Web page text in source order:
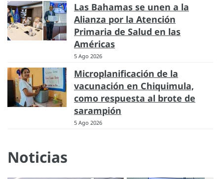
Las Bahamas se unen a la
Alianza por la Atención
Primaria de Salud en las
Américas
5 Ago 2026
Microplanificación de la
vacunación en Chiquimula,
como respuesta al brote de
sarampión
5 Ago 2026
Noticias